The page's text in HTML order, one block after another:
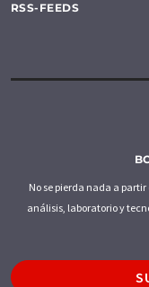
RSS-FEEDS
No se pierda nada a
análisis, laboratorio y